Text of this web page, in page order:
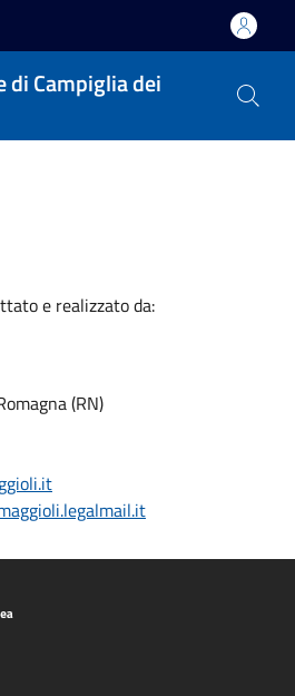
di Campiglia dei
e realizzato da:
(RN)